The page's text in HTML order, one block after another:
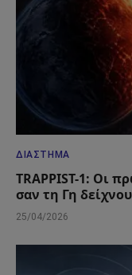
ΔΙΆΣΤΗΜΑ
TRAPPIST-1: Οι
σαν τη Γη
25/04/2026